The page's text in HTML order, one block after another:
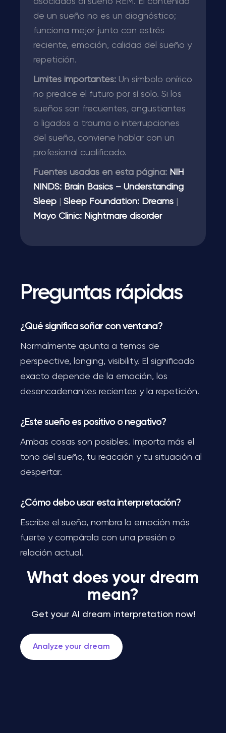
de un sueño no es un diagnóstico;
funciona mejor junto con estrés
reciente, emoción, calidad del sueño y
repetición.
Límites importantes: Un símbolo onírico
no predice el futuro por sí solo. Si los
sueños son frecuentes, angustiantes
o ligados a trauma o interrupciones
del sueño, conviene hablar con un
profesional cualificado.
Fuentes usadas en esta página: NIH
NINDS: Brain Basics – Understanding
Sleep
Sleep Foundation: Dreams
Mayo Clinic: Nightmare disorder
Preguntas rápidas
¿Qué significa soñar con ventana?
Normalmente apunta a temas de
perspective, longing, visibility. El significado
exacto depende de la emoción, los
desencadenantes recientes y la repetición.
¿Este sueño es positivo o negativo?
Ambas cosas son posibles. Importa más el
tono del sueño, tu reacción y tu situación al
despertar.
¿Cómo debo usar esta interpretación?
Escribe el sueño, nombra la emoción más
fuerte y compárala con una presión o
relación actual.
What does your dream
mean?
Get your AI dream interpretation now!
Analyze your dream